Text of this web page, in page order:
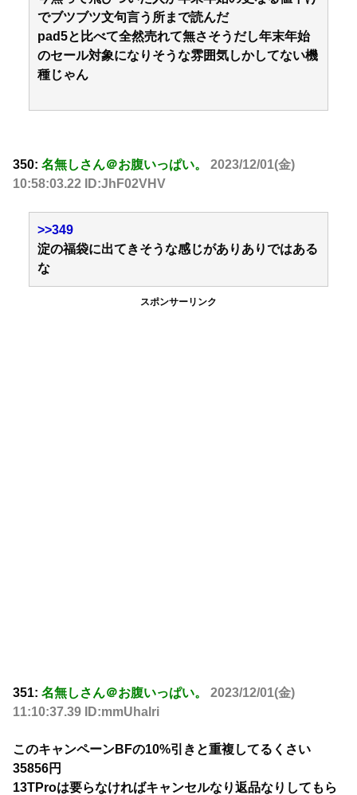
でブツブツ文句言う所まで読んだ
pad5と比べて全然売れて無さそうだし年末年始
のセール対象になりそうな雰囲気しかしてない機
種じゃん
350: 名無しさん＠お腹いっぱい。
2023/12/01(金)
10:58:03.22 ID:JhF02VHV
>>349
淀の福袋に出てきそうな感じがありありではある
な
スポンサーリンク
351: 名無しさん＠お腹いっぱい。
2023/12/01(金)
11:10:37.39 ID:mmUhalri
このキャンペーンBFの10%引きと重複してるくさい
35856円
13TProは要らなければキャンセルなり返品なりしてもら